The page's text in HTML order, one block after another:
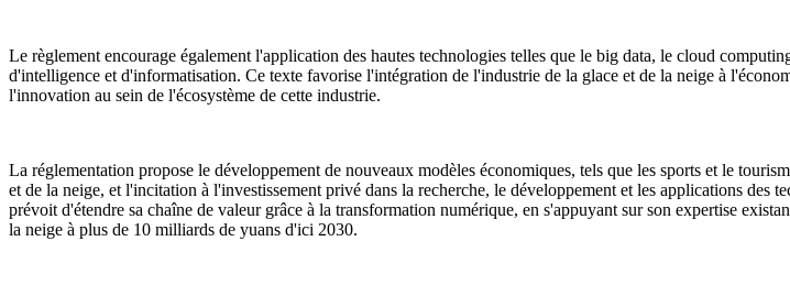
Le règlement encourage également l'application des hautes technologies telles que le big data, le cloud
d'intelligence et d'informatisation. Ce texte favorise l'intégration de l'industrie de la glace et de la neige à
l'innovation au sein de l'écosystème de cette industrie.
La réglementation propose le développement de nouveaux modèles économiques, tels que les sports et le
et de la neige, et l'incitation à l'investissement privé dans la recherche, le développement et les applications
prévoit d'étendre sa chaîne de valeur grâce à la transformation numérique, en s'appuyant sur son expertise
la neige à plus de 10 milliards de yuans d'ici 2030.